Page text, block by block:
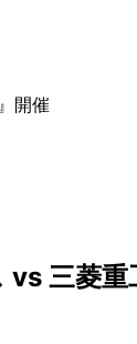
開催
三菱